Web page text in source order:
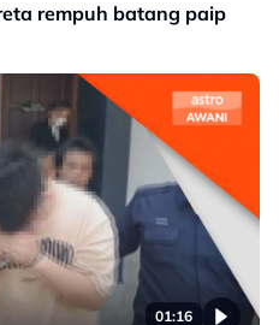
rempuh batang paip
01:16